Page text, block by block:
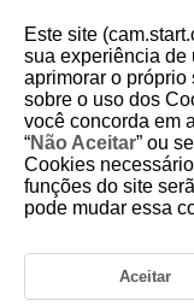
D180-174
Ligar a um
Ativar o Bluetooth e
Instalar o Camera
Este site
sua experiência de
aprimorar o próprio
sobre o uso dos
você concorda em
“Não Aceitar” ou
Cookies
funções do site
pode mudar essa
Aceitar